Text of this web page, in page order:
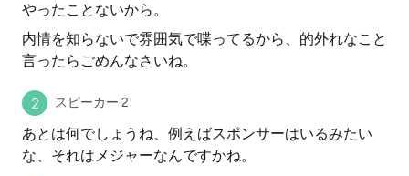
やったことないから。
内情を知らないで雰囲気で喋ってるから、的外れなこと
言ったらごめんなさいね。
スピーカー 2
あとは何でしょうね、例えばスポンサーはいるみたい
な、それはメジャーなんですかね。